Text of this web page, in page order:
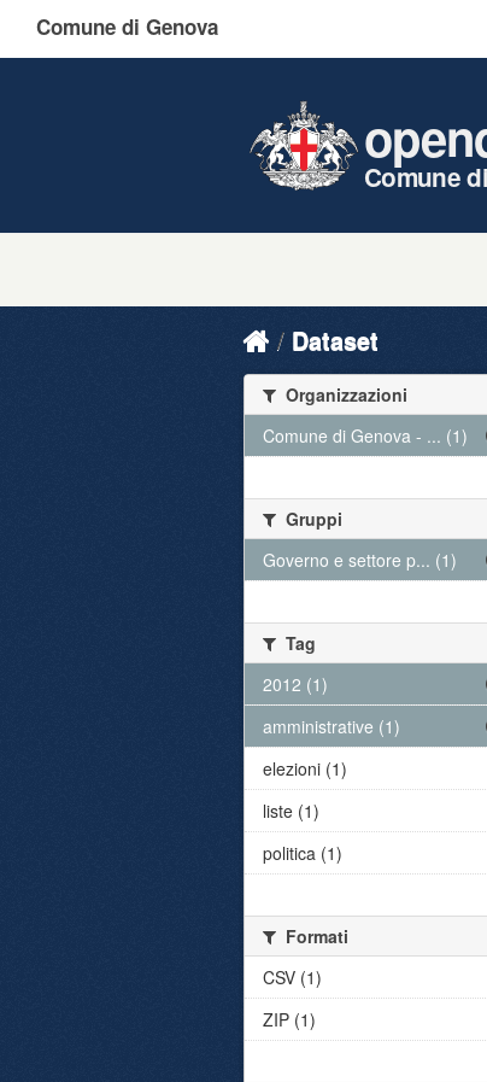
Comune di Genova
Comune
Dataset
Organizzazioni
Comune di Genova - ... (1)
Gruppi
Governo e settore p... (1)
Tag
2012 (1)
amministrative (1)
elezioni (1)
liste (1)
politica (1)
Formati
CSV (1)
ZIP (1)